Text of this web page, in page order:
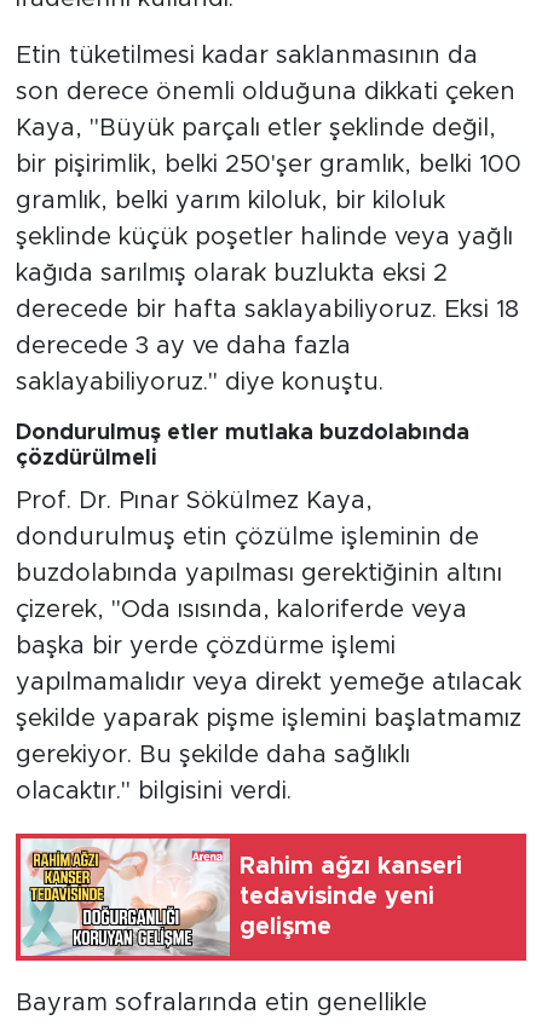
Etin tüketilmesi kadar saklanmasının da
son derece önemli olduğuna dikkati çeken
Kaya, "Büyük parçalı etler şeklinde değil,
bir pişirimlik, belki 250'şer gramlık, belki 100
gramlık, belki yarım kiloluk, bir kiloluk
şeklinde küçük poşetler halinde veya yağlı
kağıda sarılmış olarak buzlukta eksi 2
derecede bir hafta saklayabiliyoruz. Eksi 18
derecede 3 ay ve daha fazla
saklayabiliyoruz." diye konuştu.
Dondurulmuş etler mutlaka buzdolabında
çözdürülmeli
Prof. Dr. Pınar Sökülmez Kaya,
dondurulmuş etin çözülme işleminin de
buzdolabında yapılması gerektiğinin altını
çizerek, "Oda ısısında, kaloriferde veya
başka bir yerde çözdürme işlemi
yapılmamalıdır veya direkt yemeğe atılacak
şekilde yaparak pişme işlemini başlatmamız
gerekiyor. Bu şekilde daha sağlıklı
olacaktır." bilgisini verdi.
Rahim ağzı kanseri
tedavisinde yeni
gelişme
Bayram sofralarında etin genellikle